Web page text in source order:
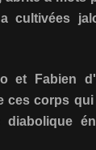
cultivées
et Fabien d'
ces corps